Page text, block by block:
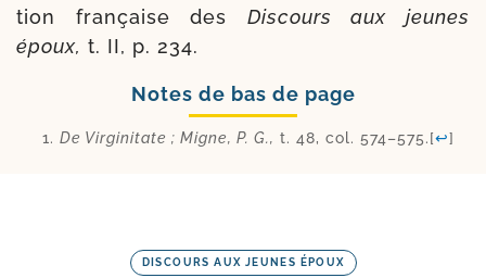
tion fran­çaise des Discours aux jeunes
époux, t. II, p. 234.
Notes de bas de page
De Virginitate ; Migne, P. G., t. 48, col. 574–575.[↩]
DISCOURS AUX JEUNES ÉPOUX